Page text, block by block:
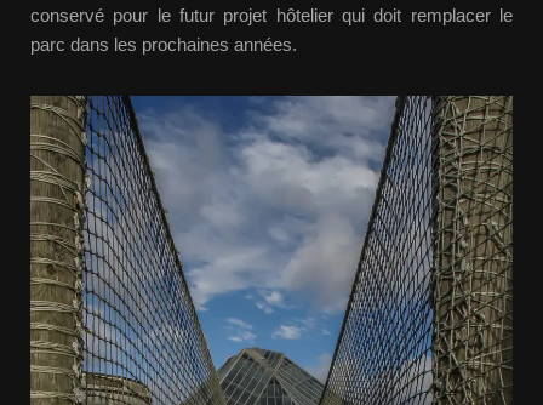
conservé pour le futur projet hôtelier qui doit remplacer le
parc dans les prochaines années.